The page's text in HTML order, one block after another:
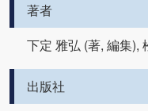
著者
下定 雅弘 (著, 編集),
出版社